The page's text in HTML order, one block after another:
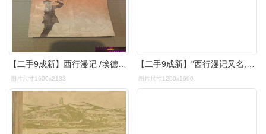
【二手9成新】西行漫记 /埃德加·斯诺,董乐山 解放军
图片尺寸1600x2133
【二手9成新】"西行漫记又名,红星照耀中国" /[美]埃德加·斯诺(edgar
图片尺寸1200x1600